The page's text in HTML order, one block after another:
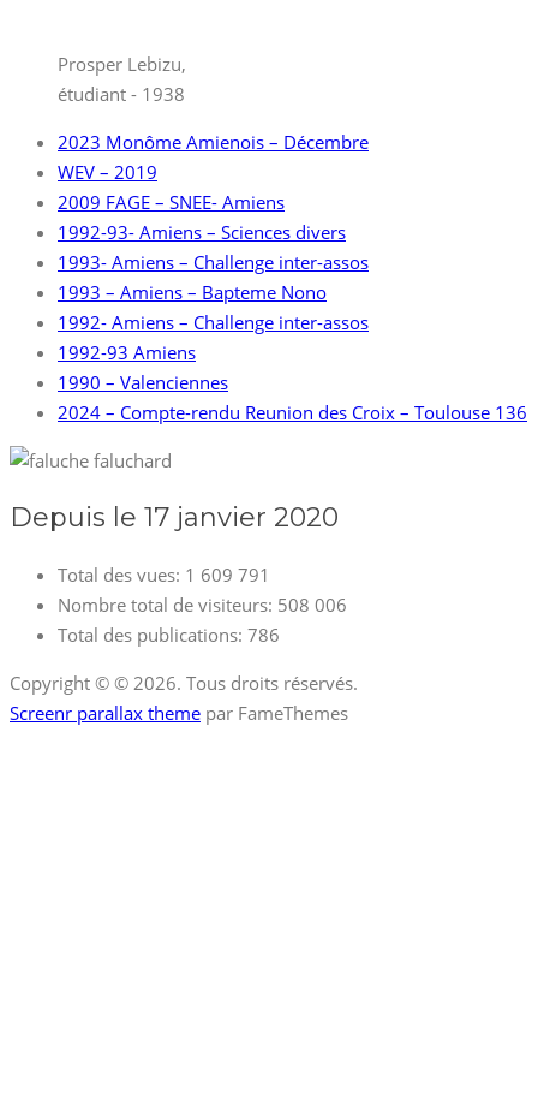
Prosper Lebizu,
étudiant - 1938
2023 Monôme Amienois – Décembre
WEV – 2019
2009 FAGE – SNEE- Amiens
1992-93- Amiens – Sciences divers
1993- Amiens – Challenge inter-assos
1993 – Amiens – Bapteme Nono
1992- Amiens – Challenge inter-assos
1992-93 Amiens
1990 – Valenciennes
2024 – Compte-rendu Reunion des Croix – Toulouse 136
Depuis le 17 janvier 2020
Total des vues: 1 609 791
Nombre total de visiteurs: 508 006
Total des publications: 786
Copyright © © 2026. Tous droits réservés.
Screenr parallax theme par FameThemes